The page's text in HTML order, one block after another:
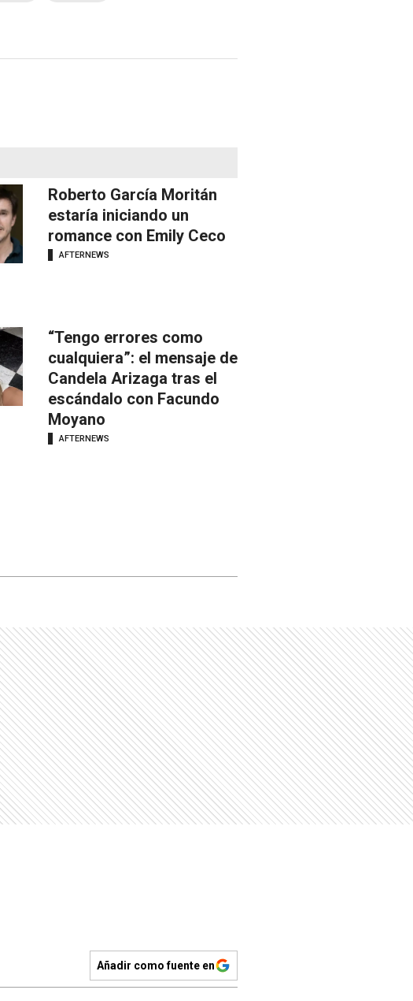
Roberto García Moritán
estaría iniciando un
romance con Emily Ceco
AFTERNEWS
“Tengo errores como
cualquiera”: el mensaje de
Candela Arizaga tras el
escándalo con Facundo
Moyano
AFTERNEWS
Añadir como fuente en